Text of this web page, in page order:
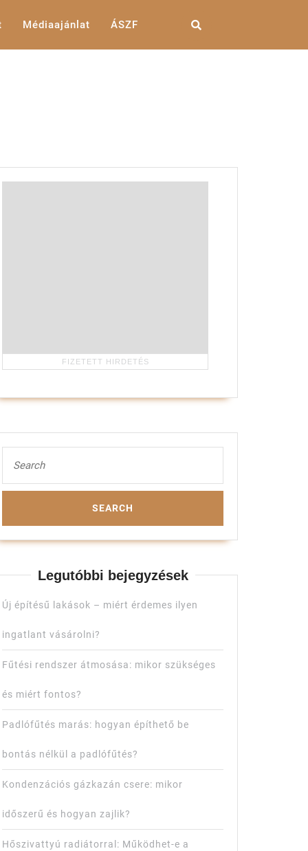
Médiaajánlat ÁSZF
for:
Legutóbbi bejegyzések
Új építésű lakások – miért érdemes ilyen
ingatlant vásárolni?
Fűtési rendszer átmosása: mikor szükséges
és miért fontos?
Padlófűtés marás: hogyan építhető be
bontás nélkül a padlófűtés?
Kondenzációs gázkazán csere: mikor
időszerű és hogyan zajlik?
Hőszivattyú radiátorral: Működhet-e a